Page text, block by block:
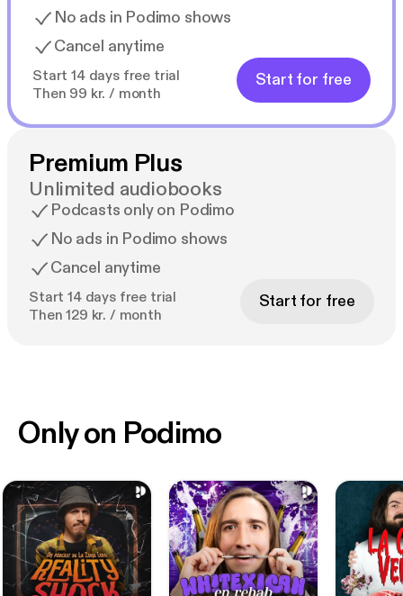
No ads in Podimo shows
Cancel anytime
Start 14 days free trial
Then 99 kr. / month
Start for free
Premium Plus
Unlimited audiobooks
Podcasts only on Podimo
No ads in Podimo shows
Cancel anytime
Start 14 days free trial
Then 129 kr. / month
Start for free
Only on Podimo